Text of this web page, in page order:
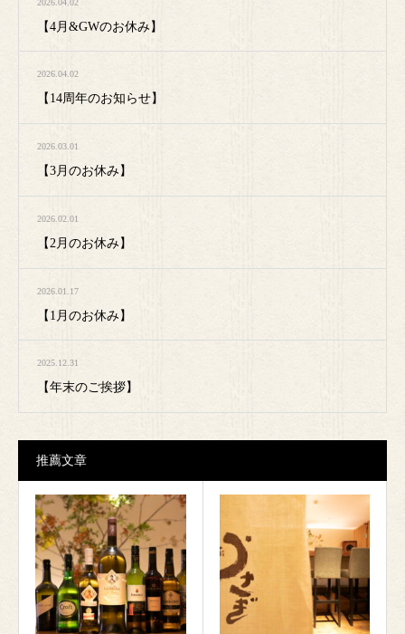
【4月&GWのお休み】
2026.04.02
【14周年のお知らせ】
2026.03.01
【3月のお休み】
2026.02.01
【2月のお休み】
2026.01.17
【1月のお休み】
2025.12.31
【年末のご挨拶】
推薦文章